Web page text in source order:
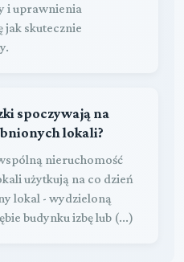
i uprawnienia
jak skutecznie
spoczywają na
lokali?
nieruchomość
użytkują na co dzień
lokal - wydzieloną
budynku izbę lub (...)